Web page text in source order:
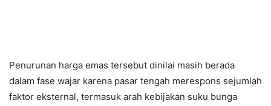
Penurunan harga emas tersebut dinilai masih berada
dalam fase wajar karena pasar tengah merespons sejumlah
faktor eksternal, termasuk arah kebijakan suku bunga